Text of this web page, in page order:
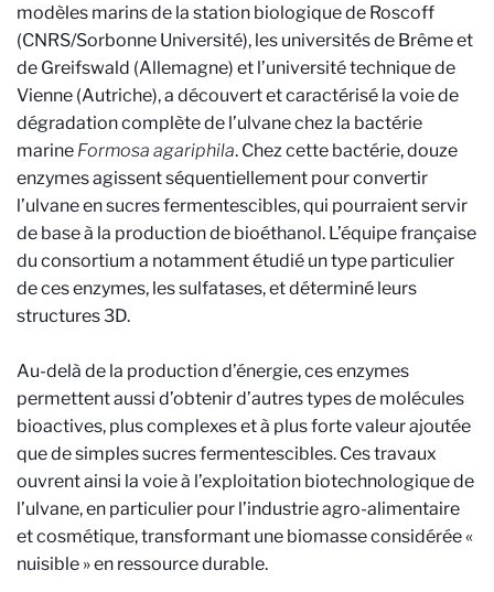
modèles marins de la station biologique de Roscoff
(CNRS/Sorbonne Université), les universités de Brême et
de Greifswald (Allemagne) et l’université technique de
Vienne (Autriche), a découvert et caractérisé la voie de
dégradation complète de l’ulvane chez la bactérie
marine Formosa agariphila. Chez cette bactérie, douze
enzymes agissent séquentiellement pour convertir
l’ulvane en sucres fermentescibles, qui pourraient servir
de base à la production de bioéthanol. L’équipe française
du consortium a notamment étudié un type particulier
de ces enzymes, les sulfatases, et déterminé leurs
structures 3D.
Au-delà de la production d’énergie, ces enzymes
permettent aussi d’obtenir d’autres types de molécules
bioactives, plus complexes et à plus forte valeur ajoutée
que de simples sucres fermentescibles. Ces travaux
ouvrent ainsi la voie à l’exploitation biotechnologique de
l’ulvane, en particulier pour l’industrie agro-alimentaire
et cosmétique, transformant une biomasse considérée «
nuisible » en ressource durable.